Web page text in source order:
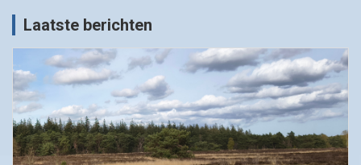
Laatste berichten